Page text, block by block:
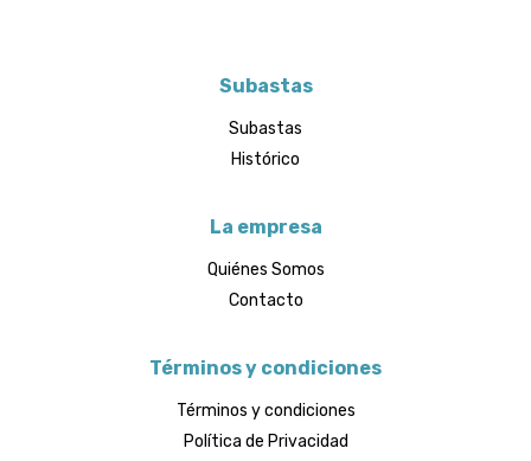
Subastas
Subastas
Histórico
La empresa
Quiénes Somos
Contacto
Términos y condiciones
Términos y condiciones
Política de Privacidad